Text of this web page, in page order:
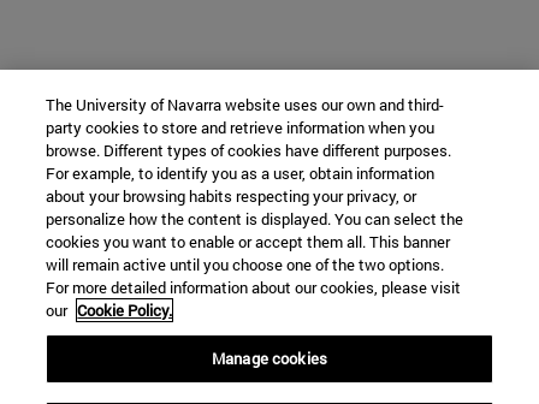
The University of Navarra website uses our own and third-
party cookies to store and retrieve information when you
browse. Different types of cookies have different purposes.
For example, to identify you as a user, obtain information
about your browsing habits respecting your privacy, or
personalize how the content is displayed. You can select the
cookies you want to enable or accept them all. This banner
will remain active until you choose one of the two options.
For more detailed information about our cookies, please visit
our Cookie Policy.
Manage cookies